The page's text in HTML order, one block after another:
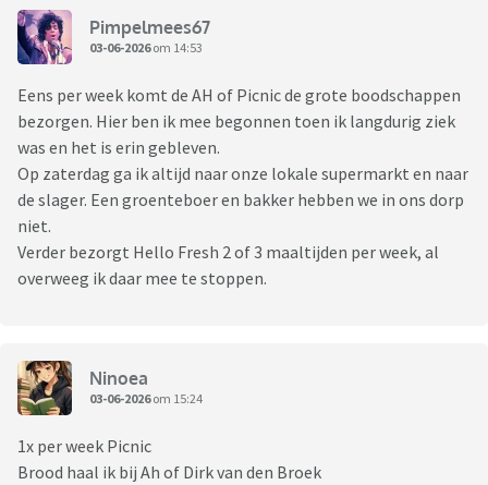
Pimpelmees67
03-06-2026om 14:53
Eens per week komt de AH of Picnic de grote boodschappen
bezorgen. Hier ben ik mee begonnen toen ik langdurig ziek
was en het is erin gebleven.
Op zaterdag ga ik altijd naar onze lokale supermarkt en naar
de slager. Een groenteboer en bakker hebben we in ons dorp
niet.
Verder bezorgt Hello Fresh 2 of 3 maaltijden per week, al
overweeg ik daar mee te stoppen.
Ninoea
03-06-2026om 15:24
1x per week Picnic
Brood haal ik bij Ah of Dirk van den Broek